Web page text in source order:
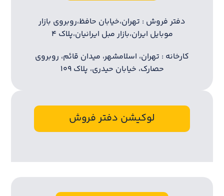
دفتر فروش : تهران،خیابان حافظ،روبروی بازار
موبایل ایران،بازار مبل ایرانیان،پلاک ۴
کارخانه : تهران، اسلامشهر، میدان قائم، روبروی
حصارک، خیابان حیدری، پلاک ۱۰۹
لوکیشن دفتر فروش